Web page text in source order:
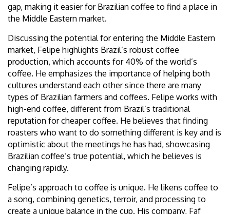
gap, making it easier for Brazilian coffee to find a place in
the Middle Eastern market.
Discussing the potential for entering the Middle Eastern
market, Felipe highlights Brazil’s robust coffee
production, which accounts for 40% of the world’s
coffee. He emphasizes the importance of helping both
cultures understand each other since there are many
types of Brazilian farmers and coffees. Felipe works with
high-end coffee, different from Brazil’s traditional
reputation for cheaper coffee. He believes that finding
roasters who want to do something different is key and is
optimistic about the meetings he has had, showcasing
Brazilian coffee’s true potential, which he believes is
changing rapidly.
Felipe’s approach to coffee is unique. He likens coffee to
a song, combining genetics, terroir, and processing to
create a unique balance in the cup. His company, Faf